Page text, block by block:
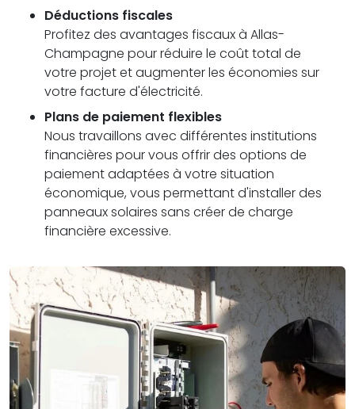
Déductions fiscales
Profitez des avantages fiscaux à Allas-
Champagne pour réduire le coût total de
votre projet et augmenter les économies sur
votre facture d'électricité.
Plans de paiement flexibles
Nous travaillons avec différentes institutions
financières pour vous offrir des options de
paiement adaptées à votre situation
économique, vous permettant d'installer des
panneaux solaires sans créer de charge
financière excessive.